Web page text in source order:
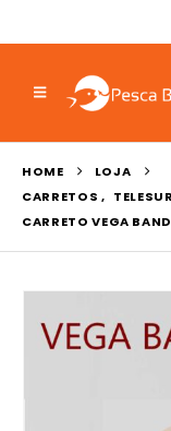
HOME
LOJA
CARRETOS ,
CARRETO VEGA